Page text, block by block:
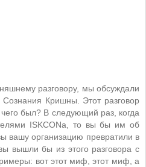
разговору, мы обсуждали
Кришны. Этот разговор
был? В следующий раз, когда
ISKCONа, то вы бы им об
вашу организацию превратили в
вышли бы из этого разговора с
вот этот миф, этот миф, а